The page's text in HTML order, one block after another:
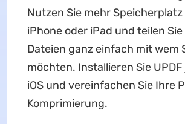
Nutzen Sie mehr
iPhone oder iPad und teilen
Dateien ganz einfach mit wem
möchten. Installieren Sie
iOS und vereinfachen Sie Ihre
Komprimierung.